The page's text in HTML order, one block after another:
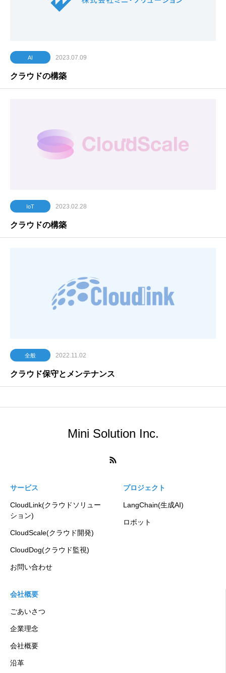
AI 2023.07.09
クラウドの構築
IoT 2023.02.28
クラウドの構築
全般 2022.11.02
クラウド保守とメンテナンス
Mini Solution Inc.
サービス
CloudLink(クラウドソリュー
ション)
CloudScale(クラウド開発)
CloudDog(クラウド監視)
お問い合わせ
プロジェクト
LangChain(生成AI)
ロボット
会社概要
ごあいさつ
企業理念
会社概要
沿革